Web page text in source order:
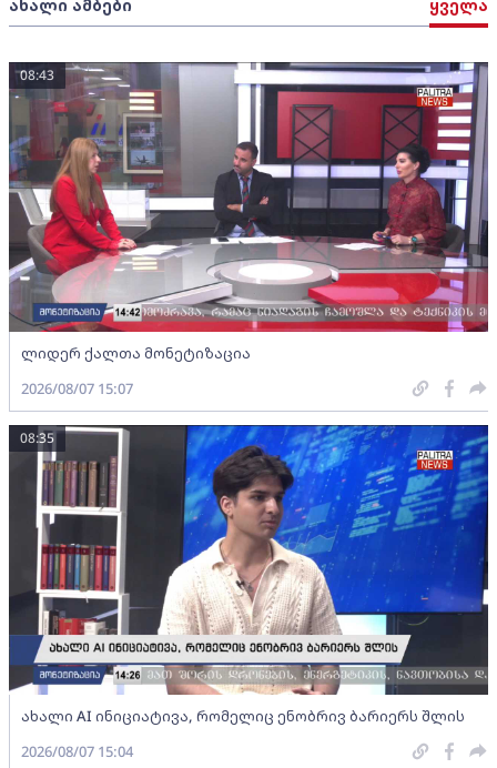
ახალი ამბები ყველა
ლიდერ ქალთა მონეტიზაცია
08:43
2026/08/07 15:07
ახალი AI ინიციატივა, რომელიც ენობრივ ბარიერს შლის
08:35
2026/08/07 15:04